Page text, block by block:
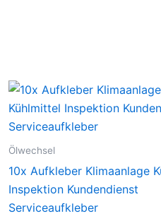
Ölwechsel
10x Aufkleber Klimaanlage
Inspektion Kundendienst
Serviceaufkleber